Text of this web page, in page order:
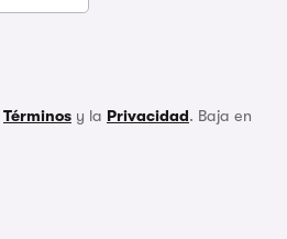
Términos y la Privacidad. Baja en